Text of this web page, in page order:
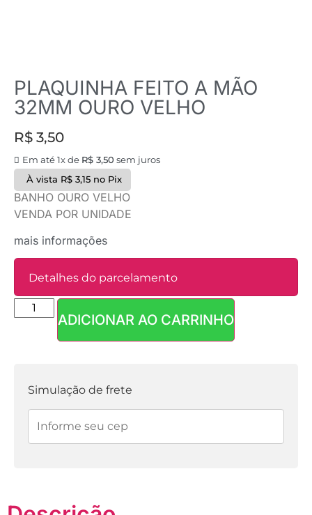
PLAQUINHA FEITO A MÃO
32MM OURO VELHO
R$ 3,50
Em até 1x de R$ 3,50 sem juros
À vista R$3,15 no Pix
BANHO OURO VELHO
VENDA POR UNIDADE
mais informações
Detalhes do parcelamento
Parcelas:ADICIONAR AO CARRINHO
Simulação de frete